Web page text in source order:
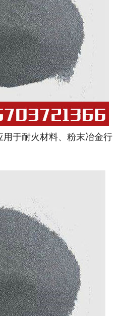
用于耐火材料、粉末冶金行